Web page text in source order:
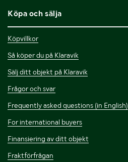
Köpa och sälja
Köpvillkor
Så köper du på Klaravik
Sälj ditt objekt på Klaravik
Frågor och svar
Frequently asked questions (in English)
For international buyers
Finansiering av ditt objekt
Fraktförfrågan